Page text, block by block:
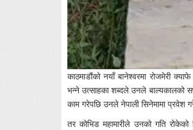
काठमाडौंको नयाँ बानेश्वरमा रोजमेरी
भन्ने उत्साहका शब्दले उनले बाल्यकालको
काम गरेपछि उनले नेपाली सिनेमामा प्रवेश
तर कोभिड महामारीले उनको गति रोकेको